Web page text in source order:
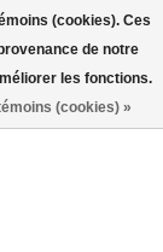
(cookies). Ces
de notre
les fonctions.
(cookies) »